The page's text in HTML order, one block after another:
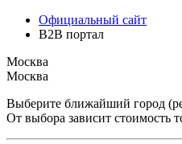
Официальный сайт
B2B портал
Москва
Москва
Выберите ближайший город
От выбора зависит стоимость